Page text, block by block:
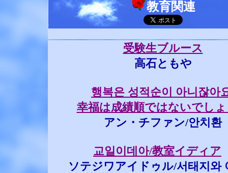
教育関連
受験生ブルース
高石ともや
행복은 성적순이 아니잖아
幸福は成績順ではないでし
アン・チファン/안치환
교일이데아/教室イディア
ソテジワアイドゥル/서태지와